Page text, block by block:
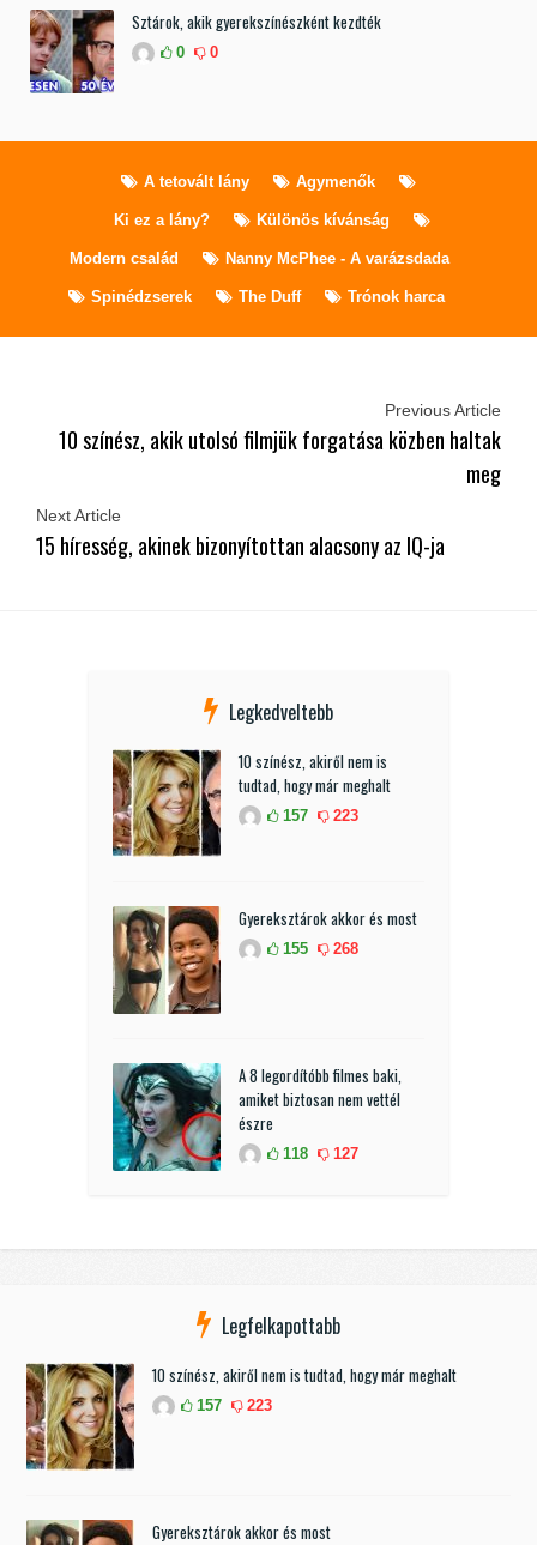
Sztárok, akik gyerekszínészként kezdték
0 0
A tetovált lány Agymenők
Ki ez a lány? Különös kívánság
Modern család Nanny McPhee - A varázsdada
Spinédzserek The Duff Trónok harca
Previous Article
10 színész, akik utolsó filmjük forgatása közben haltak
meg
Next Article
15 híresség, akinek bizonyítottan alacsony az IQ-ja
Legkedveltebb
10 színész, akiről nem is
tudtad, hogy már meghalt
157 223
Gyereksztárok akkor és most
155 268
A 8 legordítóbb filmes baki,
amiket biztosan nem vettél
észre
118 127
Legfelkapottabb
10 színész, akiről nem is tudtad, hogy már meghalt
157 223
Gyereksztárok akkor és most